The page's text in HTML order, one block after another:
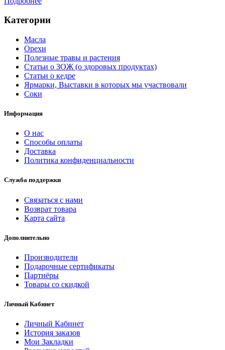
Категории
Масла
Орехи
Полезные травы и растения
Статьи о ЗОЖ (о здоровых продуктах)
Статьи о кедре
Ярмарки, Выставки в которых мы участвовали
Соки
Информация
О нас
Способы оплаты
Доставка
Политика конфиденциальности
Служба поддержки
Связаться с нами
Возврат товара
Карта сайта
Дополнительно
Производители
Подарочные сертификаты
Партнёры
Товары со скидкой
Личный Кабинет
Личный Кабинет
История заказов
Мои Закладки